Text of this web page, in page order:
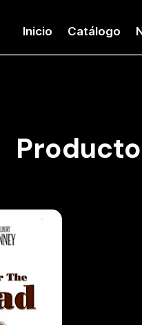
Inicio Catálogo